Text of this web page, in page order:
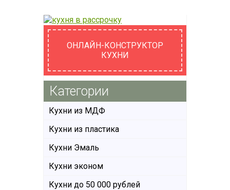
ОНЛАЙН-КОНСТРУКТОР
КУХНИ
Категории
Кухни из МДФ
Кухни из пластика
Кухни Эмаль
Кухни эконом
Кухни до 50 000 рублей